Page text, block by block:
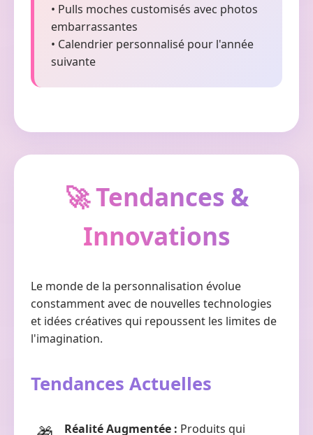
• Pulls moches customisés avec photos
embarrassantes
• Calendrier personnalisé pour l'année
suivante
🚀 Tendances &
Innovations
Le monde de la personnalisation évolue
constamment avec de nouvelles technologies
et idées créatives qui repoussent les limites de
l'imagination.
Tendances Actuelles
Réalité Augmentée : Produits qui